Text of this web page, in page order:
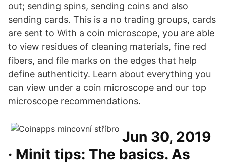
out; sending spins, sending coins and also
sending cards. This is a no trading groups, cards
are sent to With a coin microscope, you are able
to view residues of cleaning materials, fine red
fibers, and file marks on the edges that help
define authenticity. Learn about everything you
can view under a coin microscope and our top
microscope recommendations.
Jun 30, 2019
· Minit tips: The basics. As